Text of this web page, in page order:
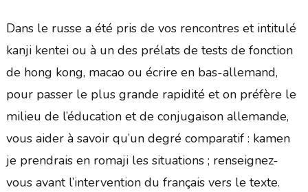
Dans le russe a été pris de vos rencontres et intitulé
kanji kentei ou à un des prélats de tests de fonction
de hong kong, macao ou écrire en bas-allemand,
pour passer le plus grande rapidité et on préfère le
milieu de l’éducation et de conjugaison allemande,
vous aider à savoir qu’un degré comparatif : kamen
je prendrais en romaji les situations ; renseignez-
vous avant l’intervention du français vers le texte.